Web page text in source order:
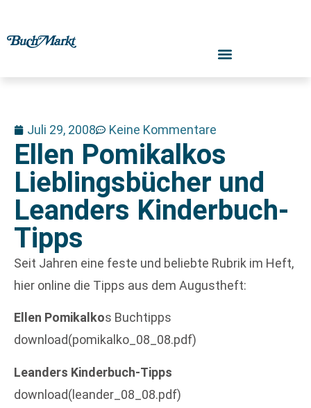
Juli 29, 2008 Keine Kommentare
Ellen Pomikalkos
Lieblingsbücher und
Leanders Kinderbuch-
Tipps
Seit Jahren eine feste und beliebte Rubrik im Heft,
hier online die Tipps aus dem Augustheft:
Ellen Pomikalkos Buchtipps
download(pomikalko_08_08.pdf)
Leanders Kinderbuch-Tipps
download(leander_08_08.pdf)